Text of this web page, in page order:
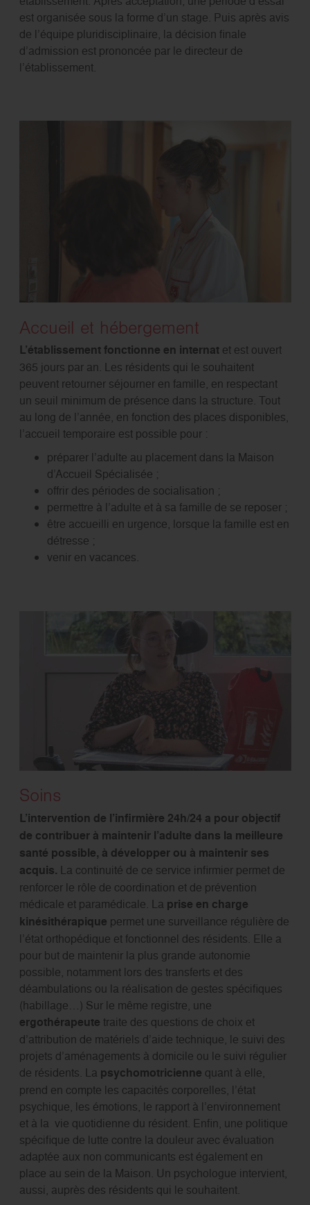
est organisée sous la forme d’un stage. Puis après avis
de l’équipe pluridisciplinaire, la décision finale
d’admission est prononcée par le directeur de
l’établissement.
Accueil et hébergement
L’établissement fonctionne en internatet est ouvert
365 jours par an. Les résidents qui le souhaitent
peuvent retourner séjourner en famille, en respectant
un seuil minimum de présence dans la structure. Tout
au long de l’année, en fonction des places disponibles,
l’accueil temporaire est possible pour :
préparer l’adulte au placement dans la Maison
d’Accueil Spécialisée ;
offrir des périodes de socialisation ;
permettre à l’adulte et à sa famille de se reposer ;
être accueilli en urgence, lorsque la famille est en
détresse ;
venir en vacances.
Soins
L’intervention de l’infirmière 24h/24 a pour objectif
de contribuer à maintenir l’adulte dans la meilleure
santé possible, à développer ou à maintenir ses
acquis. La continuité de ce service infirmier permet de
renforcer le rôle de coordination et de prévention
médicale et paramédicale. La prise en charge
kinésithérapique permet une surveillance régulière de
l’état orthopédique et fonctionnel des résidents. Elle a
pour but de maintenir la plus grande autonomie
possible, notamment lors des transferts et des
déambulations ou la réalisation de gestes spécifiques
(habillage…) Sur le même registre, une
ergothérapeute traite des questions de choix et
d’attribution de matériels d’aide technique, le suivi des
projets d’aménagements à domicile ou le suivi régulier
de résidents. La psychomotricienne quant à elle,
prend en compte les capacités corporelles, l’état
psychique, les émotions, le rapport à l’environnement
et à la vie quotidienne du résident. Enfin, une politique
spécifique de lutte contre la douleur avec évaluation
adaptée aux non communicants est également en
place au sein de la Maison. Un psychologue intervient,
aussi, auprès des résidents qui le souhaitent.